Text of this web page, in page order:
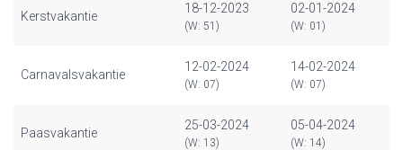
Kerstvakantie
18-12-2023
(W: 51)
02-01-2024
(W: 01)
Carnavalsvakantie
12-02-2024
(W: 07)
14-02-2024
(W: 07)
Paasvakantie
25-03-2024
(W: 13)
05-04-2024
(W: 14)